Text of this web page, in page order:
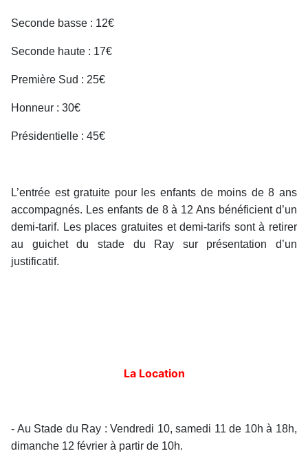
Seconde basse : 12€
Seconde haute : 17€
Première Sud : 25€
Honneur : 30€
Présidentielle : 45€
L’entrée est gratuite pour les enfants de moins de 8 ans
accompagnés. Les enfants de 8 à 12 Ans bénéficient d’un
demi-tarif. Les places gratuites et demi-tarifs sont à retirer
au guichet du stade du Ray sur présentation d’un
justificatif.
La Location
- Au Stade du Ray : Vendredi 10, samedi 11 de 10h à 18h,
dimanche 12 février à partir de 10h.